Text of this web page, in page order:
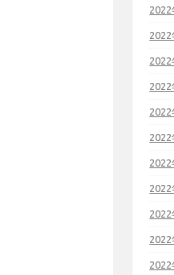
2022
2022
2022
2022
2022
2022
2022
2022
2022
2022
2022